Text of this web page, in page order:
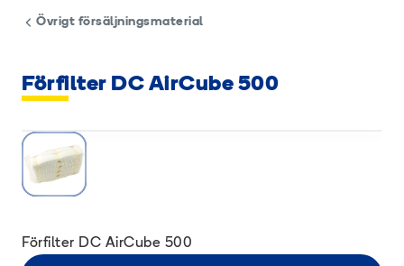
Övrigt försäljningsmaterial
Förfilter DC AirCube 500
Förfilter DC AirCube 500